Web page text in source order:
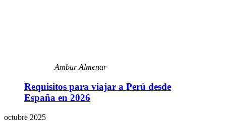
Ambar Almenar
Requisitos para viajar a Perú desde
España en 2026
octubre 2025